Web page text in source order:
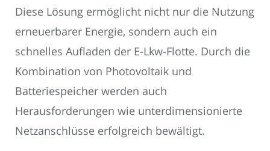
Diese Lösung ermöglicht nicht nur die Nutzung
erneuerbarer Energie, sondern auch ein
schnelles Aufladen der E-Lkw-Flotte. Durch die
Kombination von Photovoltaik und
Batteriespeicher werden auch
Herausforderungen wie unterdimensionierte
Netzanschlüsse erfolgreich bewältigt.